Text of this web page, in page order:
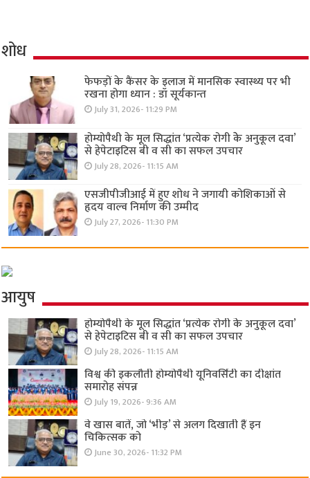
शोध
फेफड़ों के कैंसर के इलाज में मानसिक स्वास्थ्य पर भी
रखना होगा ध्यान : डॉ सूर्यकान्त
July 31, 2026- 11:29 PM
होम्योपैथी के मूल सिद्धांत ‘प्रत्येक रोगी केे अनुकूल दवा’
से हेपेटाइटिस बी व सी का सफल उपचार
July 28, 2026- 11:15 AM
एसजीपीजीआई में हुए शोध ने जगायी कोशिकाओं से
हृदय वाल्व निर्माण की उम्मीद
July 27, 2026- 11:30 PM
आयुष
होम्योपैथी के मूल सिद्धांत ‘प्रत्येक रोगी केे अनुकूल दवा’
से हेपेटाइटिस बी व सी का सफल उपचार
July 28, 2026- 11:15 AM
विश्व की इकलौती होम्योपैथी यूनिवर्सिटी का दीक्षांत
समारोह संपन्न
July 19, 2026- 9:36 AM
वे खास बातें, जो ‘भीड़’ से अलग दिखाती हैं इन
चिकित्सक को
June 30, 2026- 11:32 PM